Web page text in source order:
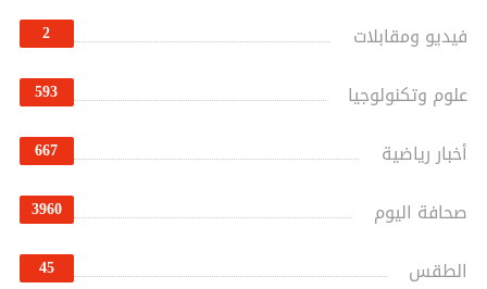
فيديو ومقابلات 2
علوم وتكنولوجيا 593
أخبار رياضية 667
صحافة اليوم 3960
الطقس 45